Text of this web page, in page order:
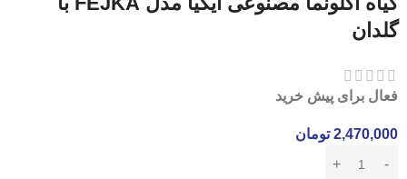
گلدان
فعال برای پیش خرید
2,470,000 تومان